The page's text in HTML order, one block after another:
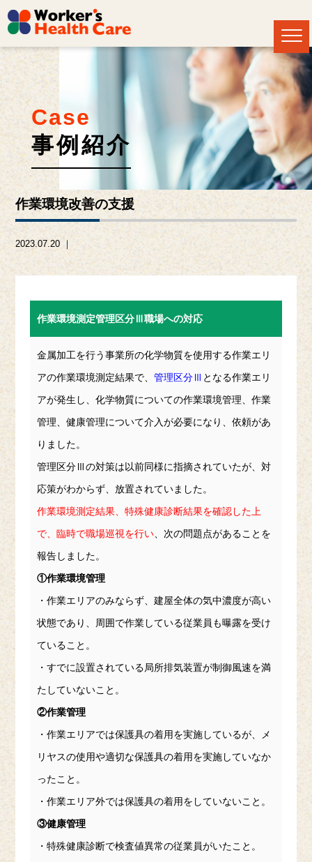
Case
事例紹介
作業環境改善の支援
2023.07.20 ｜
作業環境測定管理区分Ⅲ職場への対応
金属加工を行う事業所の化学物質を使用する作業エリ
アの作業環境測定結果で、 管理区分Ⅲ となる作業エリ
アが発生し、化学物質についての作業環境管理、作業
管理、健康管理について介入が必要になり、依頼があ
りました。
管理区分Ⅲの対策は以前同様に指摘されていたが、対
応策がわからず、放置されていました。
作業環境測定結果、特殊健康診断結果を確認した上
で、臨時で職場巡視を行い、次の問題点があることを
報告しました。
①作業環境管理
・作業エリアのみならず、建屋全体の気中濃度が高い
状態であり、周囲で作業している従業員も曝露を受け
ていること。
・すでに設置されている局所排気装置が制御風速を満
たしていないこと。
②作業管理
・作業エリアでは保護具の着用を実施しているが、メ
リヤスの使用や適切な保護具の着用を実施していなか
ったこと。
・作業エリア外では保護具の着用をしていないこと。
③健康管理
・特殊健康診断で検査値異常の従業員がいたこと。